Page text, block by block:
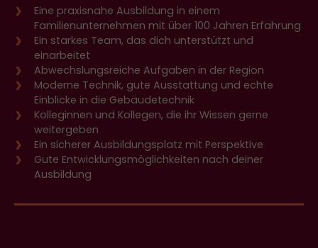
Eine praxisnahe Ausbildung in einem
Familienunternehmen mit über 100 Jahren Erfahrung
Ein starkes Team, das dich unterstützt und
einarbeitet
Abwechslungsreiche Aufgaben in der Region
Moderne Technik, gute Ausstattung und echte
Einblicke in die Gebäudetechnik
Kolleginnen und Kollegen, die ihr Wissen gerne
weitergeben
Ein sicherer Ausbildungsplatz mit Perspektive
Gute Entwicklungsmöglichkeiten nach deiner
Ausbildung